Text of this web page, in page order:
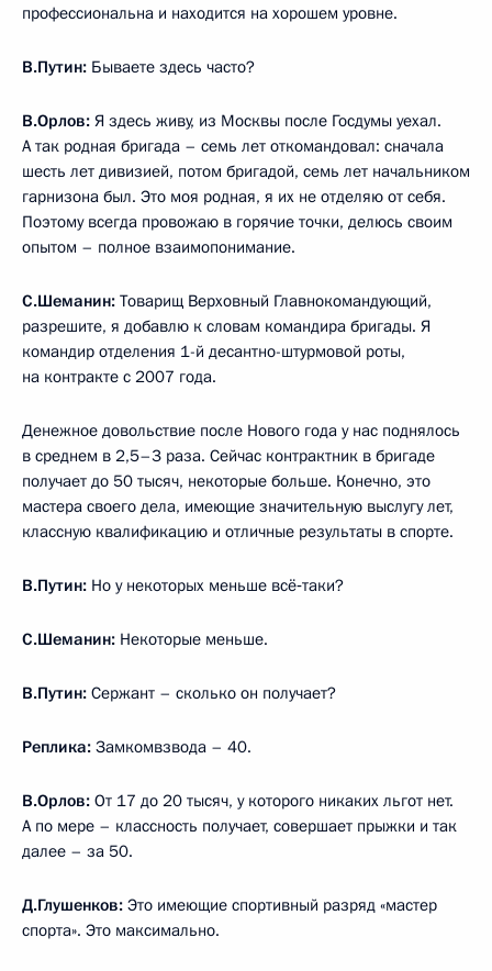
профессиональна и находится на хорошем уровне.
В.Путин: Бываете здесь часто?
В.Орлов: Я здесь живу, из Москвы после Госдумы уехал.
А так родная бригада – семь лет откомандовал: сначала
шесть лет дивизией, потом бригадой, семь лет начальником
гарнизона был. Это моя родная, я их не отделяю от себя.
Поэтому всегда провожаю в горячие точки, делюсь своим
опытом – полное взаимопонимание.
С.Шеманин: Товарищ Верховный Главнокомандующий,
разрешите, я добавлю к словам командира бригады. Я
командир отделения 1-й десантно-штурмовой роты,
на контракте с 2007 года.
Денежное довольствие после Нового года у нас поднялось
в среднем в 2,5–3 раза. Сейчас контрактник в бригаде
получает до 50 тысяч, некоторые больше. Конечно, это
мастера своего дела, имеющие значительную выслугу лет,
классную квалификацию и отличные результаты в спорте.
В.Путин: Но у некоторых меньше всё‑таки?
С.Шеманин: Некоторые меньше.
В.Путин: Сержант – сколько он получает?
Реплика: Замкомвзвода – 40.
В.Орлов: От 17 до 20 тысяч, у которого никаких льгот нет.
А по мере – классность получает, совершает прыжки и так
далее – за 50.
Д.Глушенков: Это имеющие спортивный разряд «мастер
спорта». Это максимально.